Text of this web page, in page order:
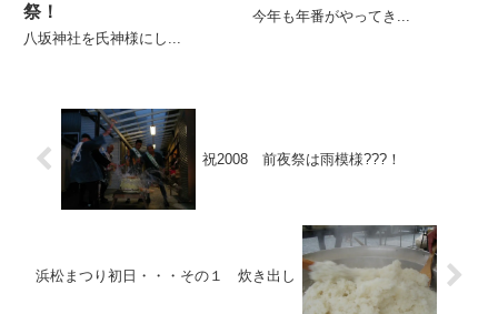
祭！
八坂神社を氏神様にし...
今年も年番がやってき...
祝2008 前夜祭は雨模様???！
浜松まつり初日・・・その１ 炊き出し